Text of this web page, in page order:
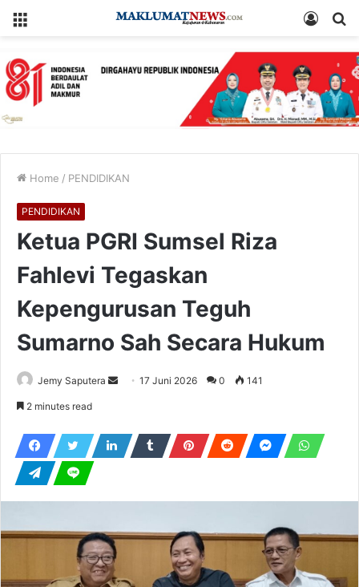
Log
Home / PENDIDIKAN
PENDIDIKAN
Ketua PGRI Sumsel Riza
Fahlevi Tegaskan
Kepengurusan Teguh
Sumarno Sah Secara Hukum
Jemy Saputera
Send17 Juni 2026 0 141
2 minutes read